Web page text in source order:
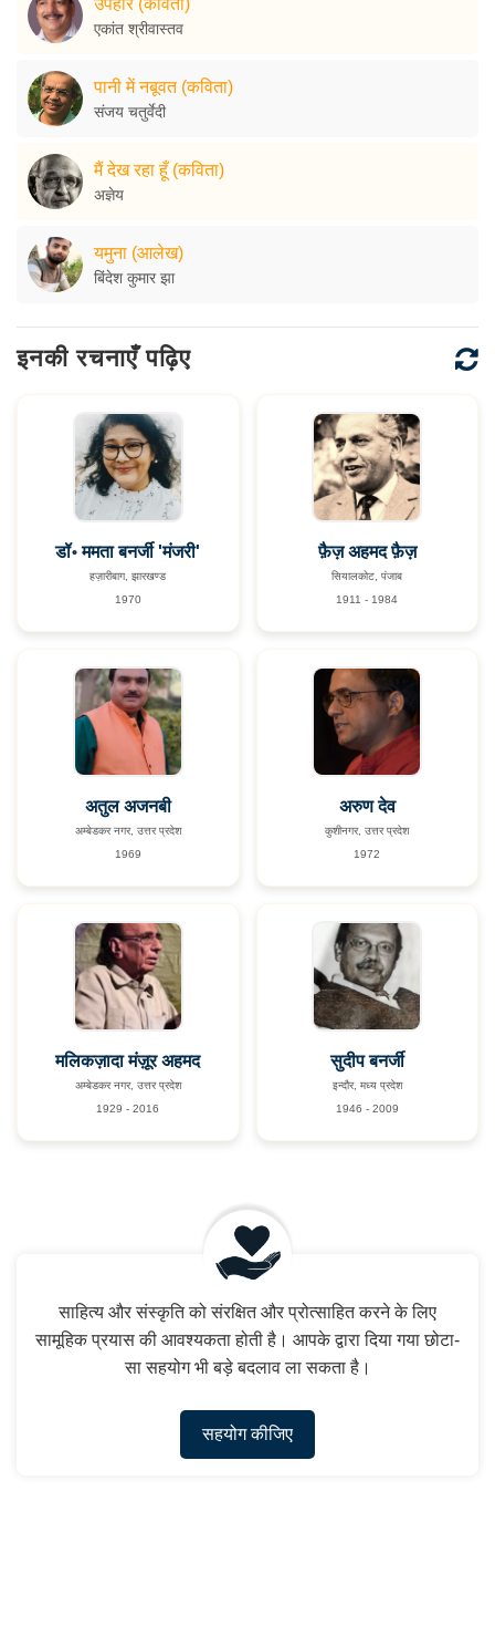
एकांत श्रीवास्तव
पानी में नबूवत (कविता)
संजय चतुर्वेदी
मैं देख रहा हूँ (कविता)
अज्ञेय
यमुना (आलेख)
बिंदेश कुमार झा
इनकी रचनाएँ पढ़िए
डॉ॰ ममता बनर्जी 'मंजरी'
हज़ारीबाग, झारखण्ड
1970
फ़ैज़ अहमद फ़ैज़
सियालकोट, पंजाब
1911 - 1984
अतुल अजनबी
अम्बेडकर नगर, उत्तर प्रदेश
1969
अरुण देव
कुशीनगर, उत्तर प्रदेश
1972
मलिकज़ादा मंज़ूर अहमद
अम्बेडकर नगर, उत्तर प्रदेश
1929 - 2016
सुदीप बनर्जी
इन्दौर, मध्य प्रदेश
1946 - 2009
साहित्य और संस्कृति को संरक्षित और प्रोत्साहित करने के लिए
सामूहिक प्रयास की आवश्यकता होती है। आपके द्वारा दिया गया छोटा-
सा सहयोग भी बड़े बदलाव ला सकता है।
सहयोग कीजिए